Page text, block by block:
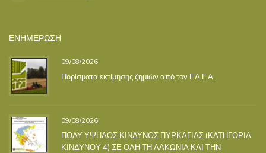
ΕΝΗΜΕΡΩΣΗ
09/08/2026
Πορίσματα εκτίμησης ζημιών από τον ΕΛ.Γ.Α.
09/08/2026
ΠΟΛΥ ΥΨΗΛΟΣ ΚΙΝΔΥΝΟΣ ΠΥΡΚΑΓΙΑΣ (ΚΑΤΗΓΟΡΙΑ
ΚΙΝΔΥΝΟΥ 4) ΣΕ ΟΛΗ ΤΗ ΛΑΚΩΝΙΑ ΚΑΙ ΤΗΝ